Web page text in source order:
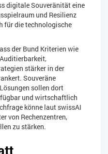
digitale Souveränität eine
und Resilienz
für die technologische
der Bund Kriterien wie
stärker in der
Souveräne
sollen dort
und wirtschaftlich
könne laut swissAI
von Rechenzentren,
zu stärken.